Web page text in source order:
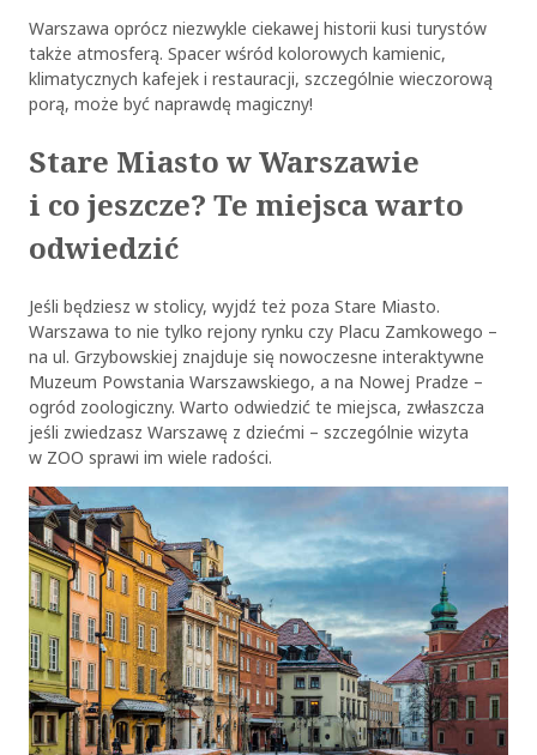
Warszawa oprócz niezwykle ciekawej historii kusi turystów
także atmosferą. Spacer wśród kolorowych kamienic,
klimatycznych kafejek i restauracji, szczególnie wieczorową
porą, może być naprawdę magiczny!
Stare Miasto w Warszawie
i co jeszcze? Te miejsca warto
odwiedzić
Jeśli będziesz w stolicy, wyjdź też poza Stare Miasto.
Warszawa to nie tylko rejony rynku czy Placu Zamkowego –
na ul. Grzybowskiej znajduje się nowoczesne interaktywne
Muzeum Powstania Warszawskiego, a na Nowej Pradze –
ogród zoologiczny. Warto odwiedzić te miejsca, zwłaszcza
jeśli zwiedzasz Warszawę z dziećmi – szczególnie wizyta
w ZOO sprawi im wiele radości.